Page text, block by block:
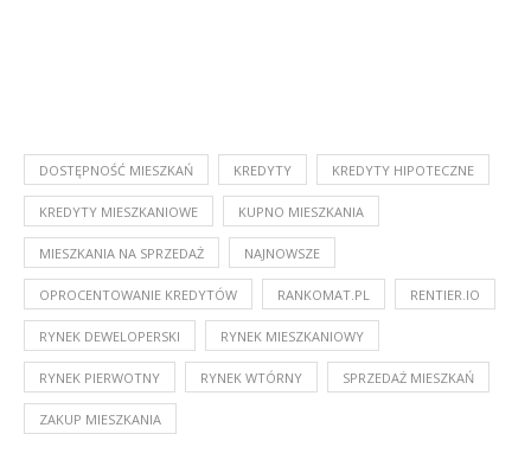
DOSTĘPNOŚĆ MIESZKAŃ KREDYTY KREDYTY HIPOTECZNE
KREDYTY MIESZKANIOWE KUPNO MIESZKANIA
MIESZKANIA NA SPRZEDAŻ NAJNOWSZE
OPROCENTOWANIE KREDYTÓW RANKOMAT.PL RENTIER.IO
RYNEK DEWELOPERSKI RYNEK MIESZKANIOWY
RYNEK PIERWOTNY RYNEK WTÓRNY SPRZEDAŻ MIESZKAŃ
ZAKUP MIESZKANIA